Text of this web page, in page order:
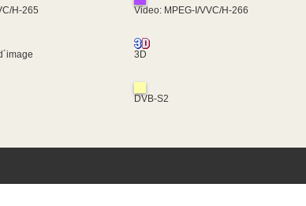
H-265 Video: MPEG-I/VVC/H-266
3D
DVB-S2